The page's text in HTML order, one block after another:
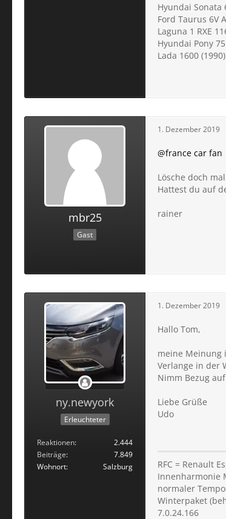
Hyundai Sonata
Ford Taurus 6V
Laguna 1 RXE
Hyundai Pony
Lada 1600 (1990)
mbr25
Gast
1. Dezember 2019
@france car fan
Lösche doch
Hattest du auf
rainer
ny.newyork
Erleuchteter
Reaktionen
2.444
Beiträge
7.849
Wohnort
Salzburg
1. Dezember 2019
Hallo Tom,
meine Meinung
Verlange in der
Nimm Bezug
Liebe Grüße
Udo
RFC = Renault
Innenharmonie
normaler
Winterpaket
7.0.24.166